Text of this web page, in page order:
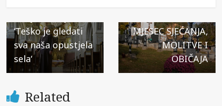
‘Teško je gledati
sva naša opustjela
sela‘
MJESEC SJEĆANJA,
MOLITVE I
OBIČAJA
Related